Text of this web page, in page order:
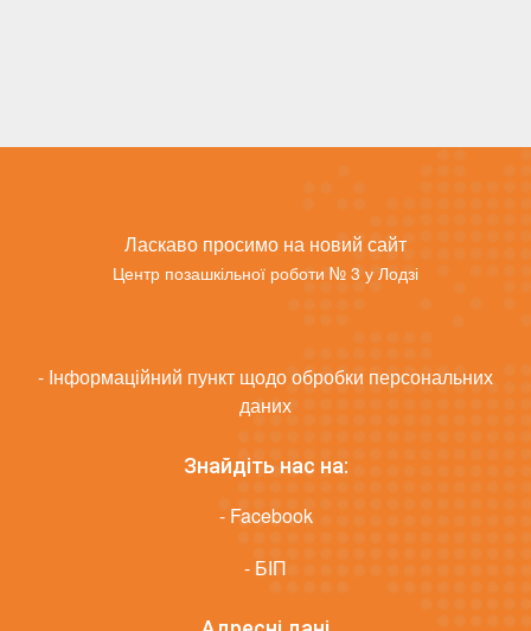
Ласкаво просимо на новий сайт
Центр позашкільної роботи № 3 у Лодзі
- Інформаційний пункт щодо обробки персональних
даних
Знайдіть нас на:
- Facebook
- БІП